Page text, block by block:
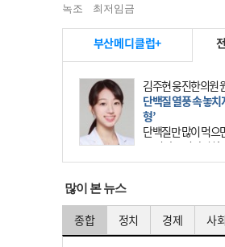
녹조
최저임금
부산메디클럽+
김주현 웅진한의원
단백질 열풍 속 놓치
형’
단백질만 많이 먹으
즘 건강을 이야기할
키워드가 단백질이
많이 본 뉴스
종합 정치 경제 사회